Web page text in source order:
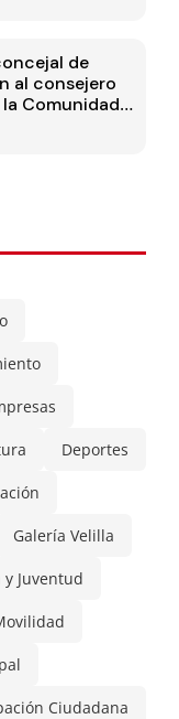
de
al consejero
Comunidad
Deportes
Galería Velilla
Juventud
Ciudadana